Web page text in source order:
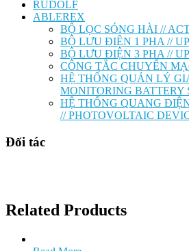
RUDOLF
ABLEREX
BỘ LỌC SÓNG HÀI //
BỘ LƯU ĐIỆN 1 PHA //
BỘ LƯU ĐIỆN 3 PHA //
CÔNG TẮC CHUYỂN
HỆ THỐNG QUẢN LÝ
MONITORING BATTERY
HỆ THỐNG QUANG
// PHOTOVOLTAIC
Đối tác
Related Products